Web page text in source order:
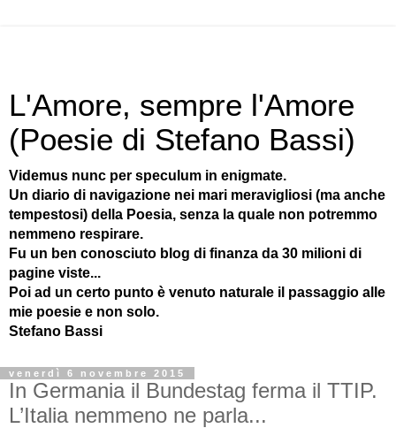
L'Amore, sempre l'Amore
(Poesie di Stefano Bassi)
Videmus nunc per speculum in enigmate.
Un diario di navigazione nei mari meravigliosi (ma anche
tempestosi) della Poesia, senza la quale non potremmo
nemmeno respirare.
Fu un ben conosciuto blog di finanza da 30 milioni di
pagine viste...
Poi ad un certo punto è venuto naturale il passaggio alle
mie poesie e non solo.
Stefano Bassi
venerdì 6 novembre 2015
In Germania il Bundestag ferma il TTIP.
L’Italia nemmeno ne parla...